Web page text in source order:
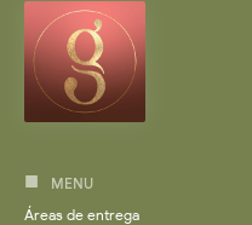
MENU
Áreas de entrega